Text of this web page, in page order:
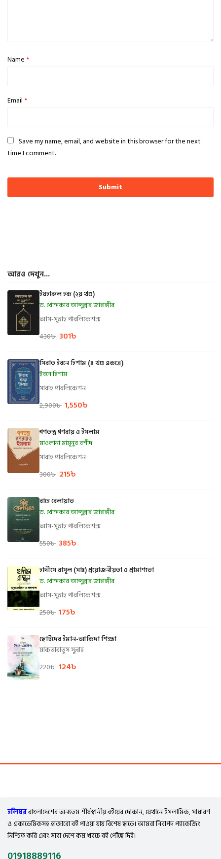
Name *
Email *
Save my name, email, and website in this browser for the next
time I comment.
আরও দেখুন...
ইযহারুল হক (২য় খণ্ড)
ড. খোন্দকার আব্দুল্লাহ জাহাঙ্গীর
আস-সুন্নাহ পাবলিকেশন্স
430৳ 301৳
সিরাত ইবনে হিশাম (৪ খণ্ড একত্রে)
ইবনে হিশাম
সাবাহ পাবলিকেশন
2,900৳ 1,550৳
গণতন্ত্র গণরায় ও ইসলাম
মাওলানা মামূনুর রশীদ
সাবাহ পাবলিকেশন
300৳ 215৳
রাহে বেলায়াত
ড. খোন্দকার আব্দুল্লাহ জাহাঙ্গীর
আস-সুন্নাহ পাবলিকেশন্স
550৳ 385৳
হাদীসে রাসূল (সাঃ) প্রয়োজনীয়তা ও প্রামাণ্যতা
ড. খোন্দকার আব্দুল্লাহ জাহাঙ্গীর
আস-সুন্নাহ পাবলিকেশন্স
250৳ 175৳
ছোটদের ইমান-আকিদা শিক্ষা
মাকতাবাতুস সুন্নাহ
220৳ 124৳
হলিঘরবাংলাদেশের অন্যতম শীর্ষস্থানীয় বইয়ের দোকান, যেখানে ইসলামিক, সাধারণ
ও একাডেমিকসহ হাজারো বই পাওয়া যায় বিশেষ ছাড়ে। আমরা নিরাপদ প্যাকেজিং
নিশ্চিত করি এবং সারা দেশে কম খরচে বই পৌঁছে দিই।